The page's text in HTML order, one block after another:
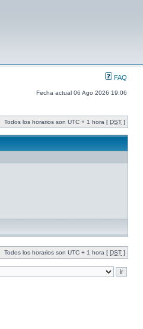
FAQ
Fecha actual 06 Ago 2026 19:06
Todos los horarios son UTC + 1 hora [ DST ]
Todos los horarios son UTC + 1 hora [ DST ]